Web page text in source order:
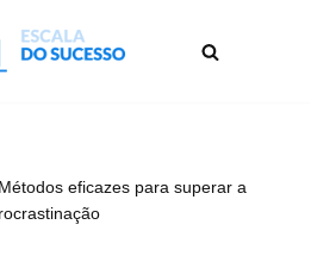
Métodos eficazes para superar a